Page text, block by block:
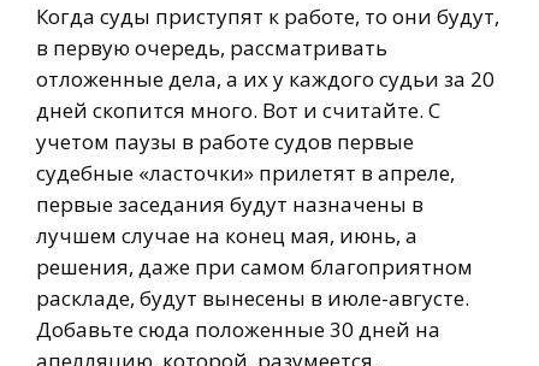
Когда суды приступят к работе, то они будут,
в первую очередь, рассматривать
отложенные дела, а их у каждого судьи за 20
дней скопится много. Вот и считайте. С
учетом паузы в работе судов первые
судебные «ласточки» прилетят в апреле,
первые заседания будут назначены в
лучшем случае на конец мая, июнь, а
решения, даже при самом благоприятном
раскладе, будут вынесены в июле-августе.
Добавьте сюда положенные 30 дней на
апелляцию, которой, разумеется,